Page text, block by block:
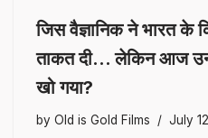
जिस वैज्ञानिक ने भारत के
ताकत दी… लेकिन आज
खो गया?
by Old is Gold Films July